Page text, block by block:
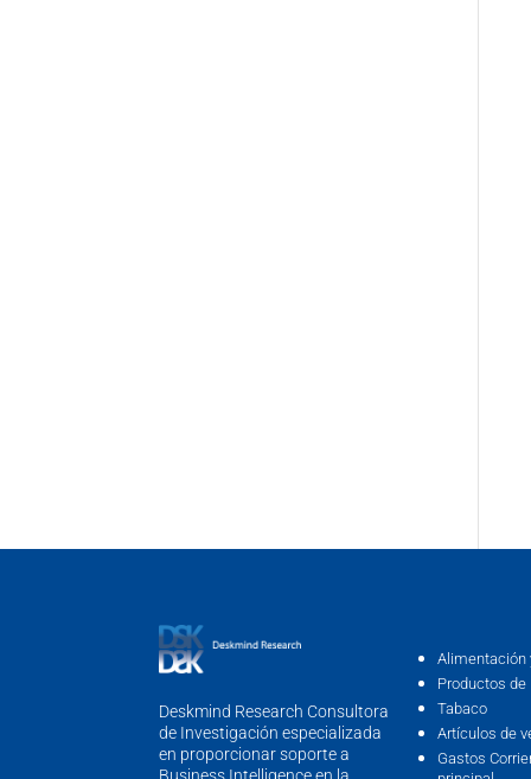
Deskmind Research Consultora
de Investigación especializada
en proporcionar soporte a
Alimentación
Productos
Tabaco
Artículos de
Gastos